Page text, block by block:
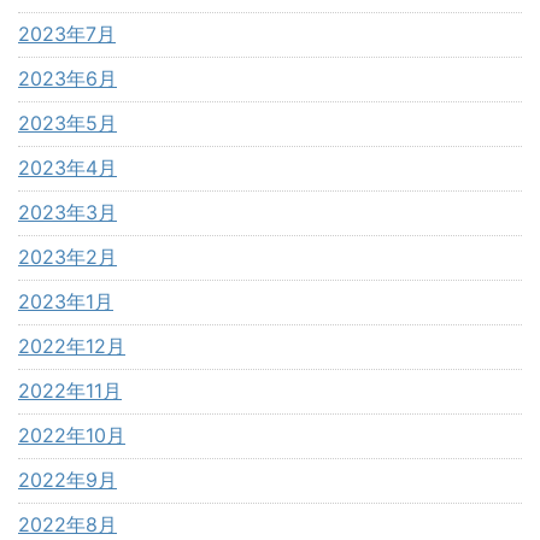
2023年7月
2023年6月
2023年5月
2023年4月
2023年3月
2023年2月
2023年1月
2022年12月
2022年11月
2022年10月
2022年9月
2022年8月